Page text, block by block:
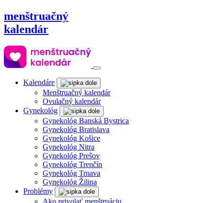
menštruačný
kalendár
Kalendáre
Menštruačný kalendár
Ovulačný kalendár
Gynekológ
Gynekológ Banská Bystrica
Gynekológ Bratislava
Gynekológ Košice
Gynekológ Nitra
Gynekológ Prešov
Gynekológ Trenčín
Gynekológ Trnava
Gynekológ Žilina
Problémy
Ako privolať menštruáciu